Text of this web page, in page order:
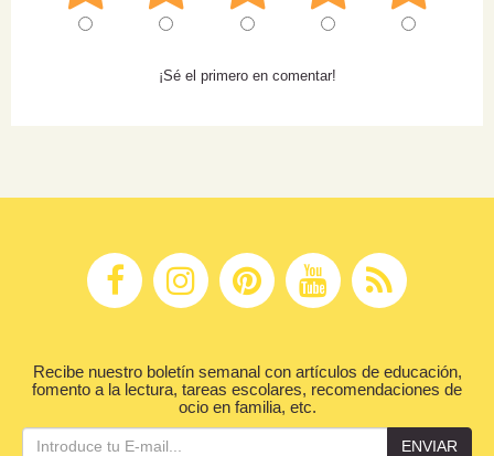
¡Sé el primero en comentar!
Recibe nuestro boletín semanal con artículos de educación,
fomento a la lectura, tareas escolares, recomendaciones de
ocio en familia, etc.
ENVIAR